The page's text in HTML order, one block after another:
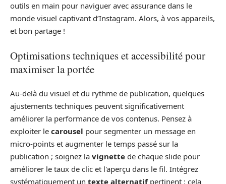
outils en main pour naviguer avec assurance dans le
monde visuel captivant d’Instagram. Alors, à vos appareils,
et bon partage !
Optimisations techniques et accessibilité pour
maximiser la portée
Au-delà du visuel et du rythme de publication, quelques
ajustements techniques peuvent significativement
améliorer la performance de vos contenus. Pensez à
exploiter le carousel pour segmenter un message en
micro-points et augmenter le temps passé sur la
publication ; soignez la vignette de chaque slide pour
améliorer le taux de clic et l'aperçu dans le fil. Intégrez
systématiquement un texte alternatifpertinent : cela